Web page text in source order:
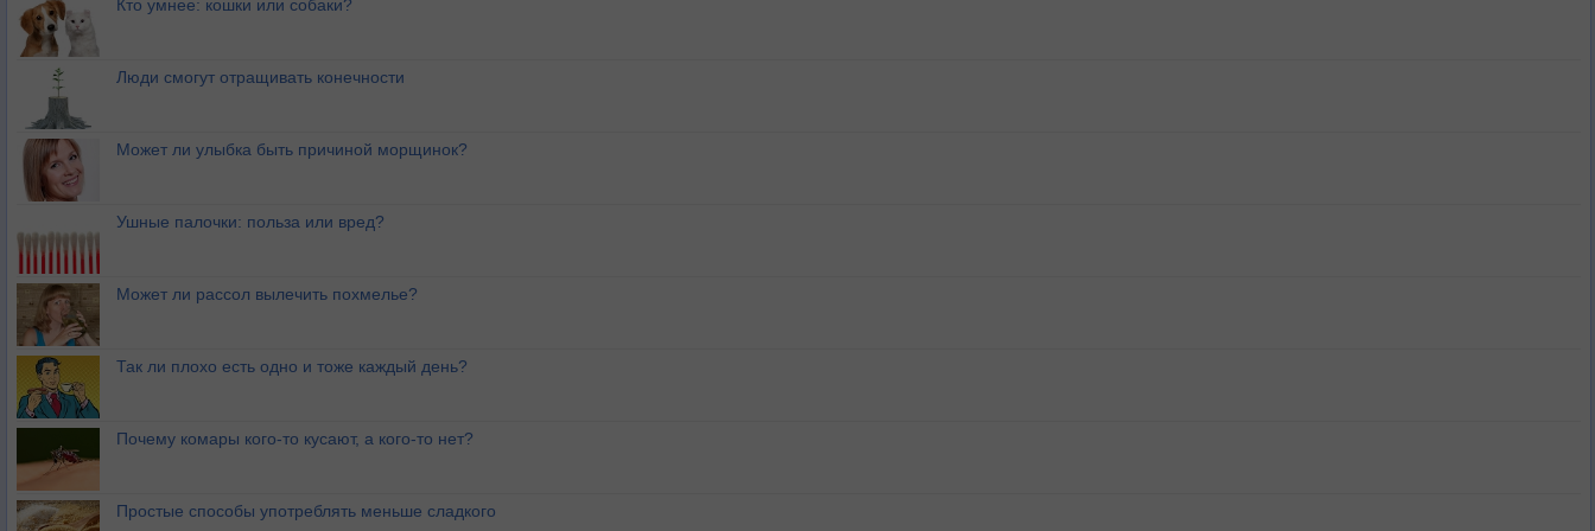
Кто умнее: кошки или собаки?
Люди смогут отращивать конечности
Может ли улыбка быть причиной морщинок?
Ушные палочки: польза или вред?
Может ли рассол вылечить похмелье?
Так ли плохо есть одно и тоже каждый день?
Почему комары кого-то кусают, а кого-то нет?
Простые способы употреблять меньше сладкого